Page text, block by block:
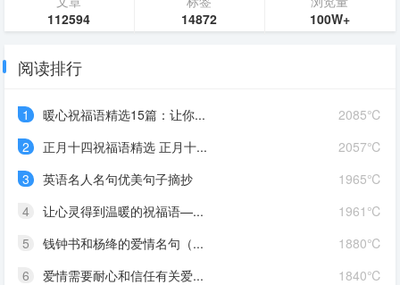
112594
14872
100W+
阅读排行
2085℃
1
暖心祝福语精选15篇：让你...
2057℃
2
正月十四祝福语精选 正月十...
1965℃
3
英语名人名句优美句子摘抄
1961℃
4
让心灵得到温暖的祝福语—...
1880℃
5
钱钟书和杨绛的爱情名句（...
1840℃
6
爱情需要耐心和信任有关爱...